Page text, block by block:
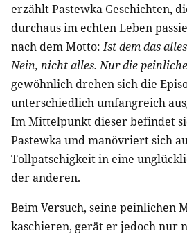
erzählt Pastewka Geschichten,
durchaus im echten Leben
nach dem Motto:Ist dem das
Nein, nicht alles. Nur die
gewöhnlich drehen sich die
unterschiedlich umfangreich
Im Mittelpunkt dieser befindet
Pastewka und manövriert sich
Tollpatschigkeit in eine
der anderen.
Beim Versuch, seine peinlichen
kaschieren, gerät er jedoch nur